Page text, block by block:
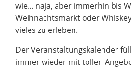
wie... naja, aber immerhin bis
Weihnachtsmarkt oder
vieles zu erleben.
Der Veranstaltungskalender
immer wieder mit tollen